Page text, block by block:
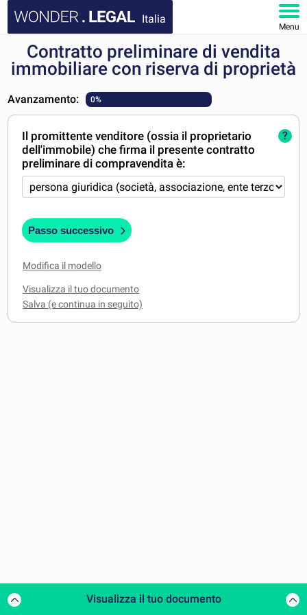
Italia
Menu
HOMEPAGE
IL MIO ACCOUNT
Contratto preliminare di vendita
immobiliare con riserva di proprietà
Avanzamento: 0%
Il promittente venditore (ossia il proprietario
dell'immobile) che firma il presente contratto
preliminare di compravendita è:
?
Passo successivo
Modifica il modello
Visualizza il tuo documento
Visualizza il tuo documento